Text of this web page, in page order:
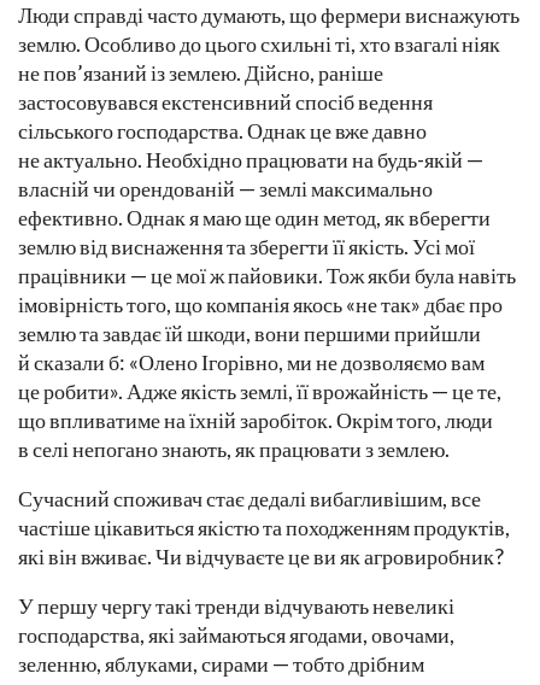
Люди справді часто думають, що фермери виснажують
землю. Особливо до цього схильні ті, хто взагалі ніяк
не пов’язаний із землею. Дійсно, раніше
застосовувався екстенсивний спосіб ведення
сільського господарства. Однак це вже давно
не актуально. Необхідно працювати на будь-якій —
власній чи орендованій — землі максимально
ефективно. Однак я маю ще один метод, як вберегти
землю від виснаження та зберегти її якість. Усі мої
працівники — це мої ж пайовики. Тож якби була навіть
імовірність того, що компанія якось «не так» дбає про
землю та завдає їй шкоди, вони першими прийшли
й сказали б: «Олено Ігорівно, ми не дозволяємо вам
це робити». Адже якість землі, її врожайність — це те,
що впливатиме на їхній заробіток. Окрім того, люди
в селі непогано знають, як працювати з землею.
Сучасний споживач стає дедалі вибагливішим, все
частіше цікавиться якістю та походженням продуктів,
які він вживає. Чи відчуваєте це ви як агровиробник?
У першу чергу такі тренди відчувають невеликі
господарства, які займаються ягодами, овочами,
зеленню, яблуками, сирами — тобто дрібним